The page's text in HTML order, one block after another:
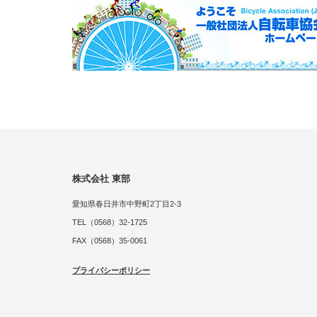
株式会社 東部
愛知県春日井市中野町2丁目2-3
TEL（0568）32-1725
FAX（0568）35-0061
プライバシーポリシー